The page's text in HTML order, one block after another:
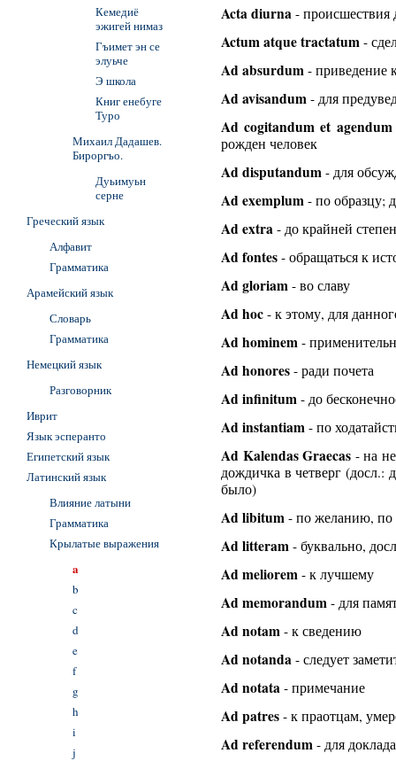
Acta diurna - происшествия
Actum atque tractatum -
Ad absurdum - приведение
Ad avisandum - для
Ad cogitandum et
рожден человек
Ad disputandum - для
Ad exemplum - по образцу;
Ad extra - до крайней
Ad fontes - обращаться к
Ad gloriam - во славу
Ad hoc - к этому, для
Ad hominem -
Ad honores - ради почета
Ad infinitum - до
Ad instantiam - по
Ad Kalendas Graecas - на
дождичка в четверг (досл.:
было)
Ad libitum - по желанию, по
Ad litteram - буквально,
Ad meliorem - к лучшему
Ad memorandum - для
Ad notam - к сведению
Ad notanda - следует
Ad notata - примечание
Ad patres - к праотцам,
Ad referendum - для доклада
Кемедиё
эжигей нимаз
Гъимет эн се
элуьче
Э школа
Книг енебуге
Туро
Михаил Дадашев.
Бироргъо.
Дуьимуьн
серне
Греческий язык
Алфавит
Грамматика
Арамейский язык
Словарь
Грамматика
Немецкий язык
Разговорник
Иврит
Язык эсперанто
Египетский язык
Латинский язык
Влияние латыни
Грамматика
Крылатые выражения
a
b
c
d
e
f
g
h
i
j